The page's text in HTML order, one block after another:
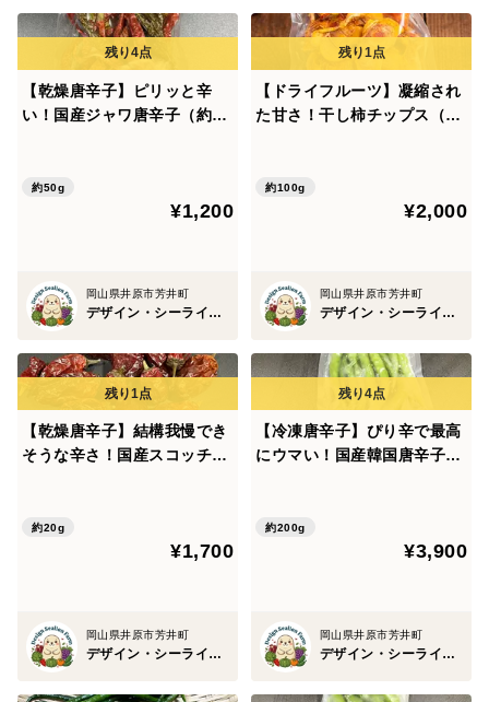
【乾燥唐辛子】ピリッと辛
い！国産ジャワ唐辛子（約50
約50g
¥1,200
岡山県井原市芳井町
デザイン・シーライオン・ファーム
【ドライフルーツ】凝縮され
た甘さ！干し柿チップス（約
約100g
¥2,000
岡山県井原市芳井町
デザイン・シーライオン・ファーム
【乾燥唐辛子】結構我慢でき
そうな辛さ！国産スコッチボ
約20g
¥1,700
岡山県井原市芳井町
デザイン・シーライオン・ファーム
【冷凍唐辛子】ぴり辛で最高
にウマい！国産韓国唐辛子
約200g
¥3,900
岡山県井原市芳井町
デザイン・シーライオン・ファーム